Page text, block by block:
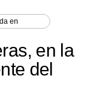
en
en la
del